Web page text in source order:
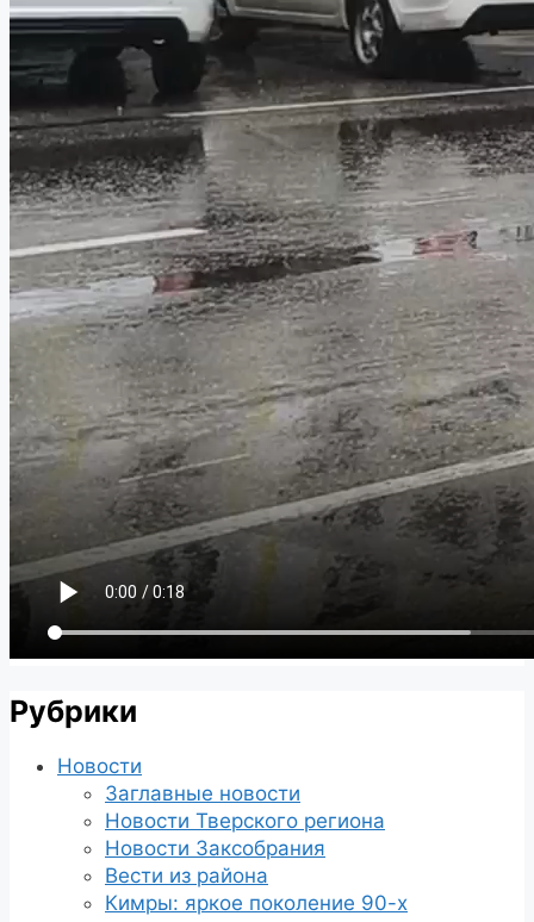
Рубрики
Новости
Заглавные новости
Новости Тверского региона
Новости Заксобрания
Вести из района
Кимры: яркое поколение 90-х